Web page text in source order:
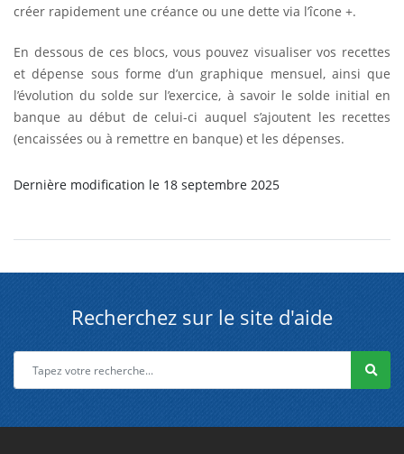
créer rapidement une créance ou une dette via l’îcone +.
En dessous de ces blocs, vous pouvez visualiser vos recettes
et dépense sous forme d’un graphique mensuel, ainsi que
l’évolution du solde sur l’exercice, à savoir le solde initial en
banque au début de celui-ci auquel s’ajoutent les recettes
(encaissées ou à remettre en banque) et les dépenses.
Dernière modification le 18 septembre 2025
Recherchez sur le site d'aide